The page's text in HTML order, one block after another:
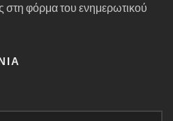
στη φόρμα του ενημερωτικού